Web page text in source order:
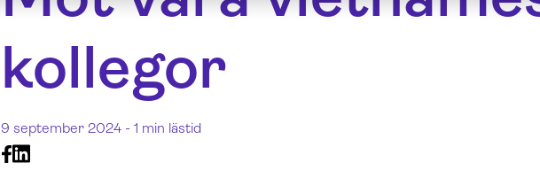
kollegor
9 september 2024 - 1 min lästid